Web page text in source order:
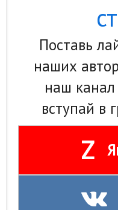
Поставь
наших
наш канал
вступай в
Z